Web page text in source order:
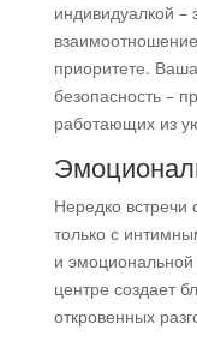
индивидуалкой –
приоритете.
безопасность –
работающих из
Нередко встречи
только с
и
центре создает
откровенных